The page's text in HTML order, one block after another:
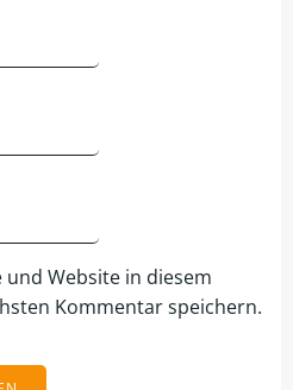
und Website in diesem
Kommentar speichern.